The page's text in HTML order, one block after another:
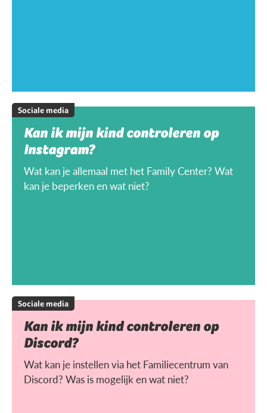
Sociale media
Kan ik mijn kind controleren op
Instagram?
Wat kan je allemaal met het Family Center? Wat
kan je beperken en wat niet?
Sociale media
Kan ik mijn kind controleren op
Discord?
Wat kan je instellen via het Familiecentrum van
Discord? Was is mogelijk en wat niet?